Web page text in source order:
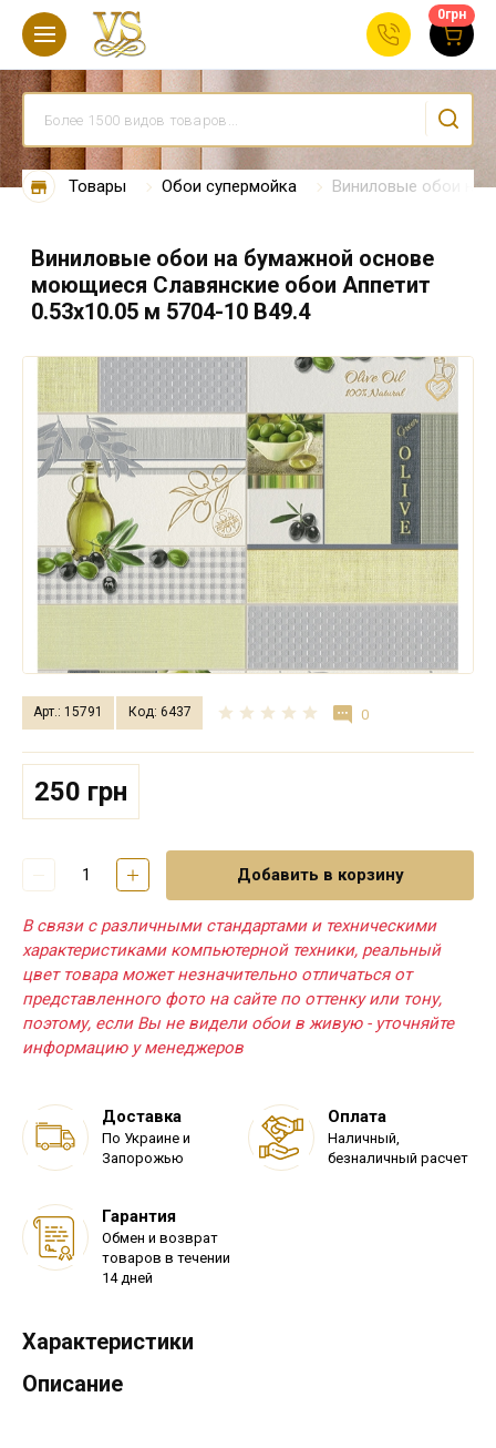
0грн
Товары Обои супермойка Виниловые обои на
Виниловые обои на бумажной основе
моющиеся Славянские обои Аппетит
0.53х10.05 м 5704-10 В49.4
Арт.: 15791 Код: 6437 0
250 грн
Добавить в корзину
В связи с различными стандартами и техническими
характеристиками компьютерной техники, реальный
цвет товара может незначительно отличаться от
представленного фото на сайте по оттенку или тону,
поэтому, если Вы не видели обои в живую - уточняйте
информацию у менеджеров
Доставка
По Украине и
Запорожью
Оплата
Наличный,
безналичный расчет
Гарантия
Обмен и возврат
товаров в течении
14 дней
Характеристики
Описание